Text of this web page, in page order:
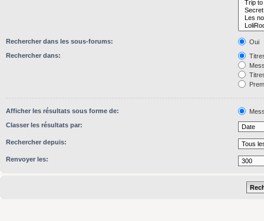
Rechercher dans les sous-forums:
Oui
Rechercher dans:
Afficher les résultats sous forme de:
Classer les résultats par:
Rechercher depuis:
Renvoyer les: